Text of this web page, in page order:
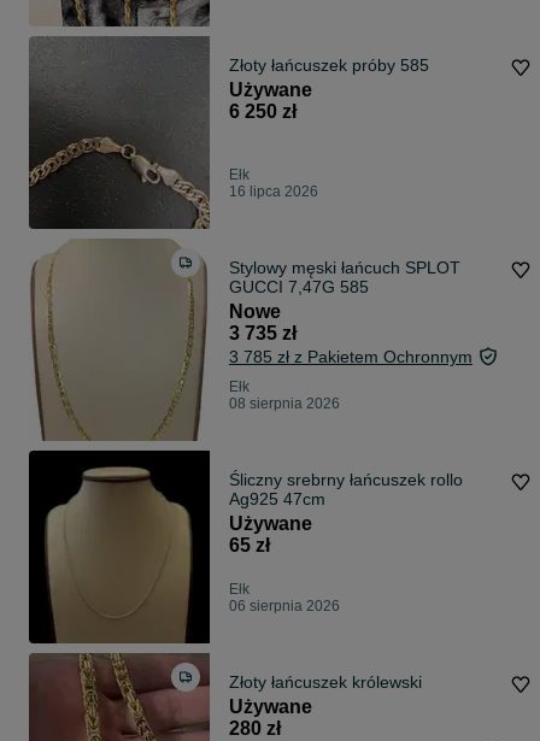
Złoty łańcuszek próby 585
Używane
6 250 zł
Ełk
16 lipca 2026
Stylowy męski łańcuch SPLOT
GUCCI 7,47G 585
Nowe
3 735 zł
3 785 zł z Pakietem Ochronnym
Ełk
08 sierpnia 2026
Śliczny srebrny łańcuszek rollo
Ag925 47cm
Używane
65 zł
Ełk
06 sierpnia 2026
Złoty łańcuszek królewski
Używane
280 zł